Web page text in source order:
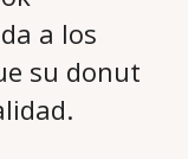
a los
su donut